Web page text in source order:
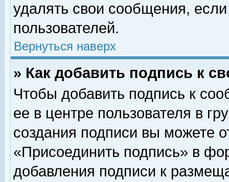
удалять свои сообщения,
пользователей.
Вернуться наверх
» Как добавить подпись к
Чтобы добавить подпись к
ее в центре пользователя в
создания подписи вы можете
«Присоединить подпись» в
добавления подписи к